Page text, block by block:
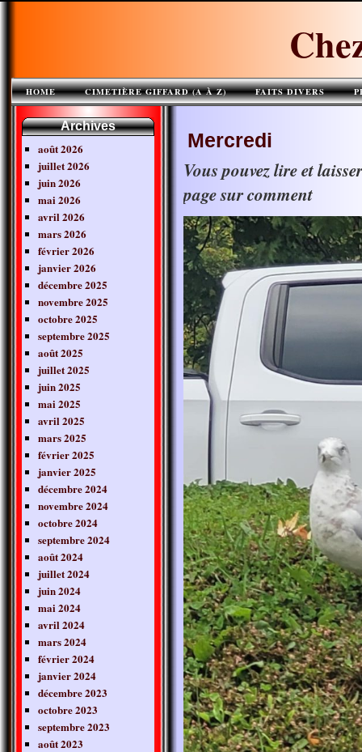
HOME CIMETIÈRE GIFFARD (A À Z) FAITS DIVERS
Archives
août 2026
juillet 2026
juin 2026
mai 2026
avril 2026
mars 2026
février 2026
janvier 2026
décembre 2025
novembre 2025
octobre 2025
septembre 2025
août 2025
juillet 2025
juin 2025
mai 2025
avril 2025
mars 2025
février 2025
janvier 2025
décembre 2024
novembre 2024
octobre 2024
septembre 2024
août 2024
juillet 2024
juin 2024
mai 2024
avril 2024
mars 2024
février 2024
janvier 2024
décembre 2023
octobre 2023
septembre 2023
août 2023
Mercredi
Vous pouvez lire et
page sur comment